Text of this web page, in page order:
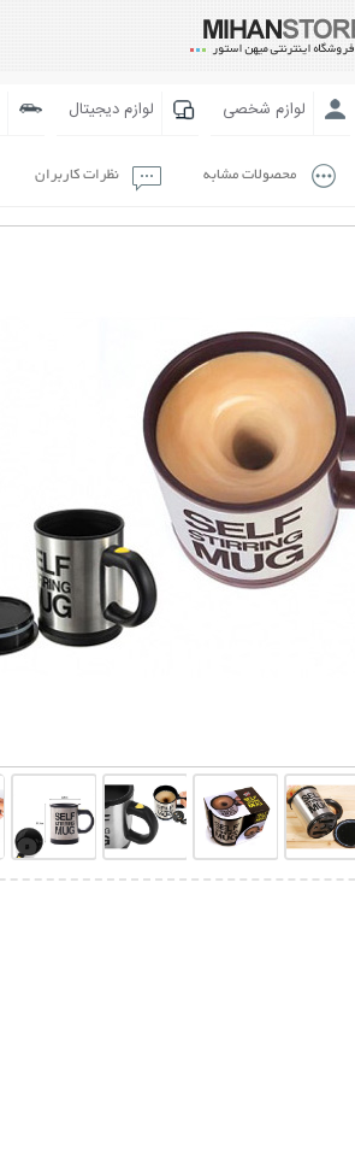
لوازم شخصی لوازم دیجیتال
محصولات مشابه نظرات کاربران